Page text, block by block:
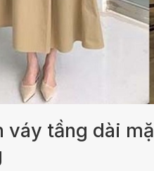
váy tầng dài